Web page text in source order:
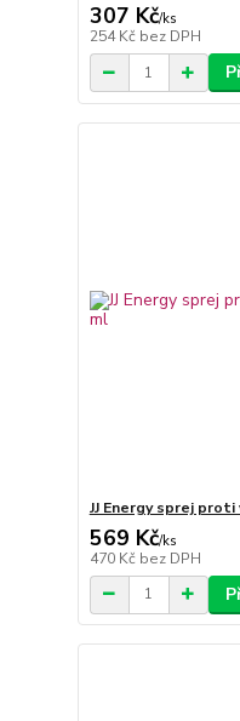
307 Kč/ks
254 Kč bez DPH
JJ Energy sprej proti
569 Kč/ks
470 Kč bez DPH